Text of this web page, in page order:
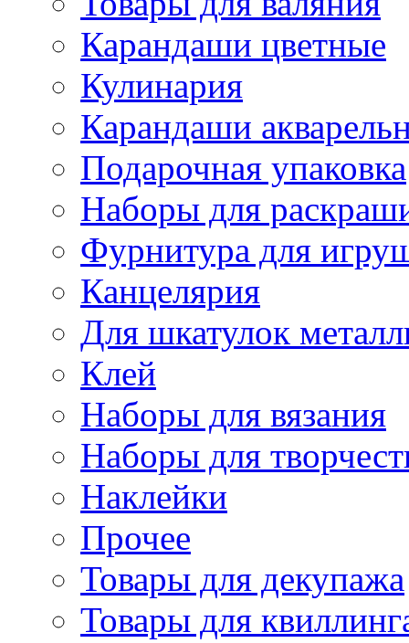
Карандаши цветные
Кулинария
Карандаши
Подарочная упаковка
Наборы для
Фурнитура для
Канцелярия
Для шкатулок
Клей
Наборы для вязания
Наборы для
Наклейки
Прочее
Товары для декупажа
Товары для